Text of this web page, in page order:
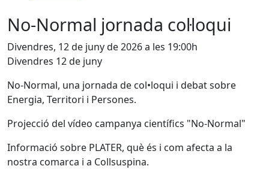
No-Normal jornada col·loqui
Divendres, 12 de juny de 2026 a les 19:00h
Divendres 12 de juny
No-Normal, una jornada de col•loqui i debat sobre
Energia, Territori i Persones.
Projecció del vídeo campanya científics "No-Normal"
Informació sobre PLATER, què és i com afecta a la
nostra comarca i a Collsuspina.